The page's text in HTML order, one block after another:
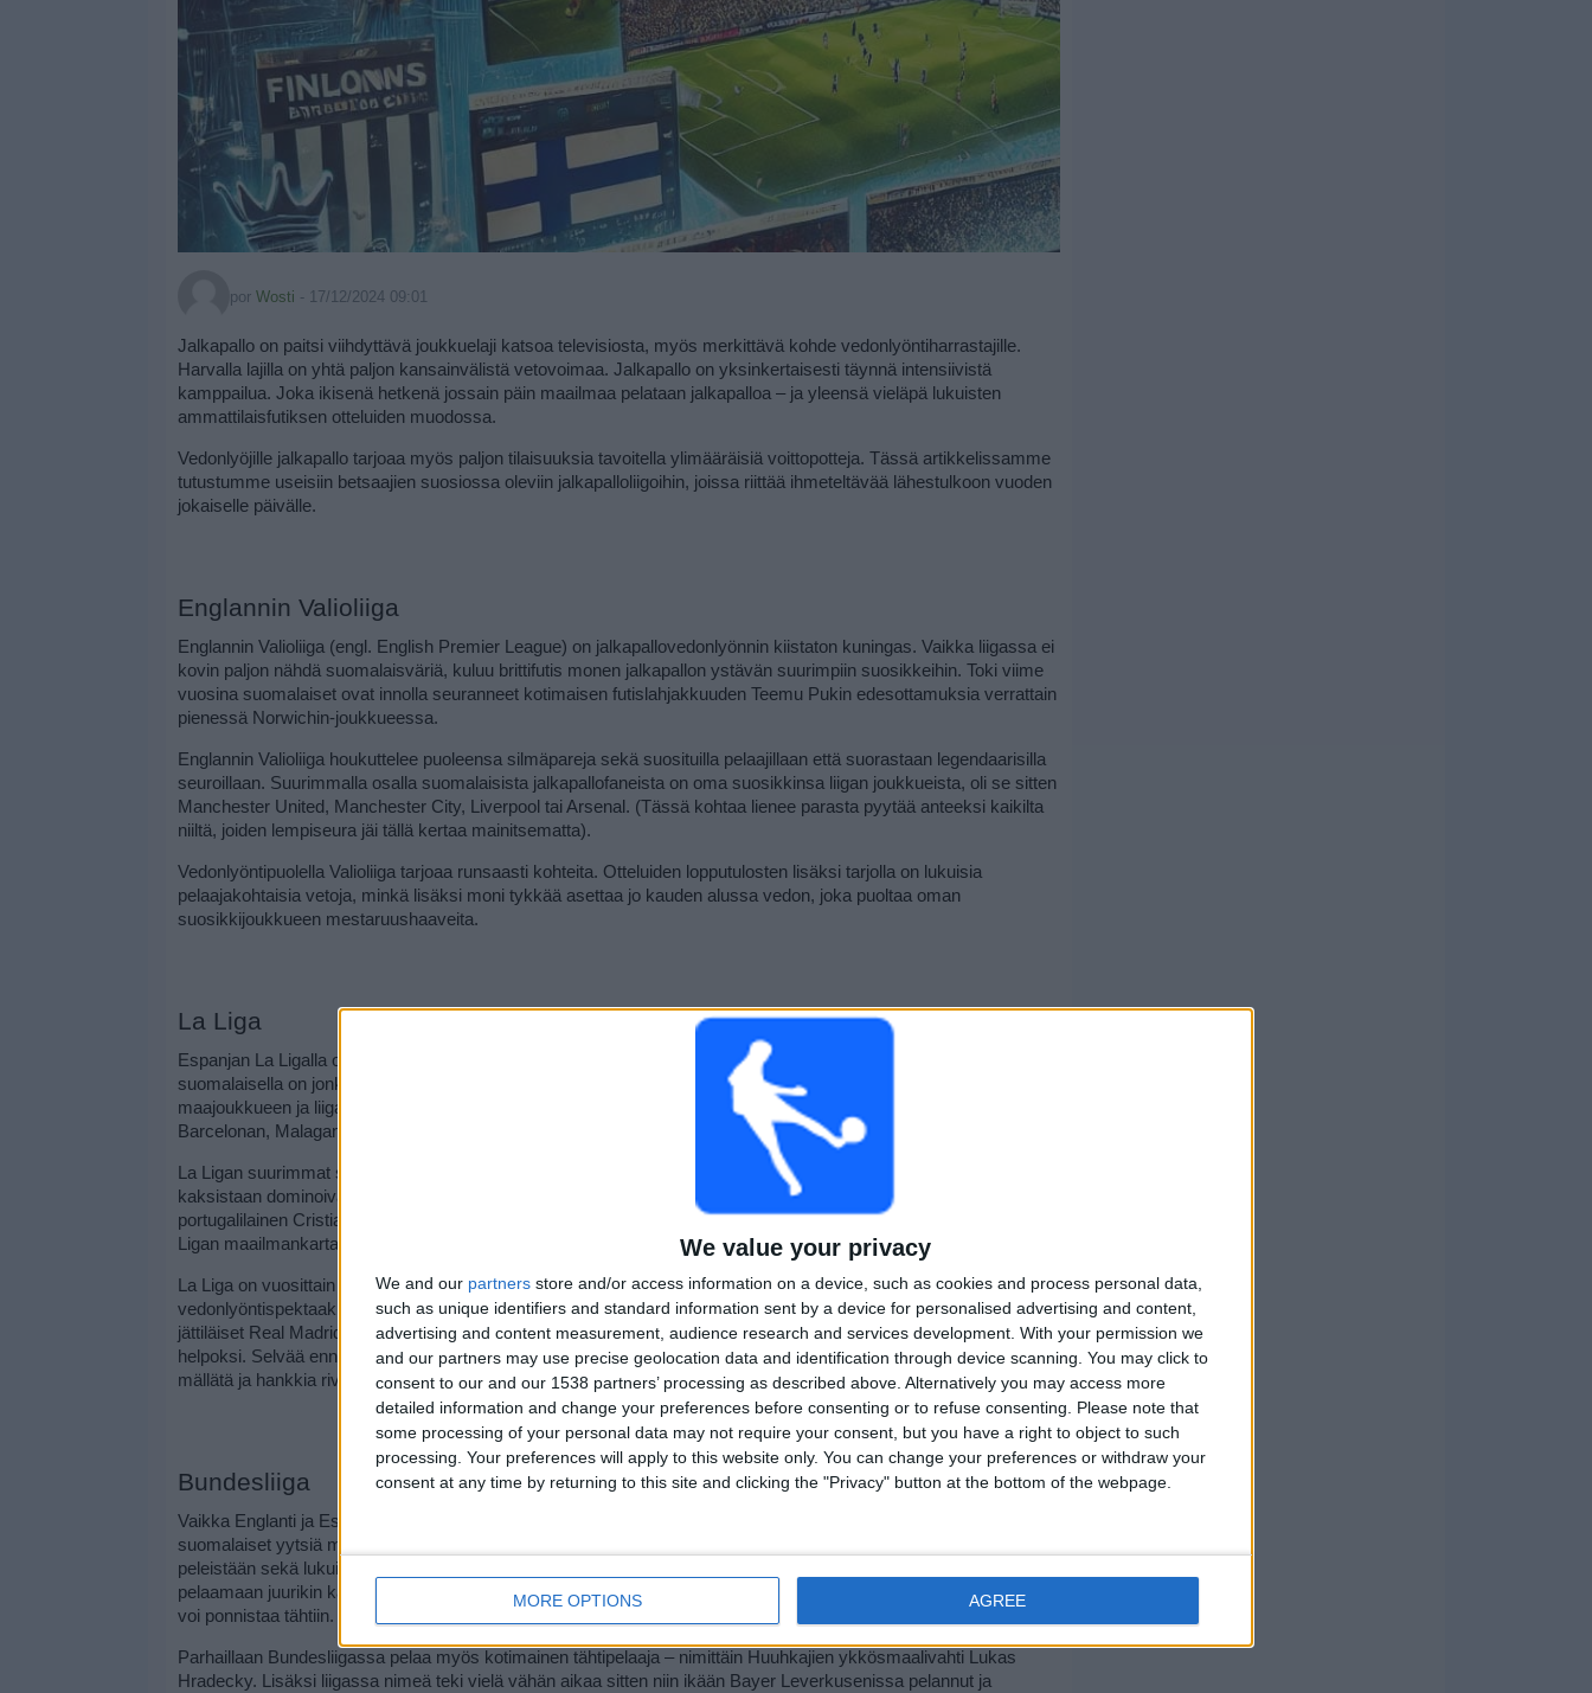
We value your privacy
We and our partners store and/or access information on a device, such as cookies and process personal data,
such as unique identifiers and standard information sent by a device for personalised advertising and content,
advertising and content measurement, audience research and services development. With your permission we
and our partners may use precise geolocation data and identification through device scanning. You may click to
consent to our and our 1538 partners’ processing as described above. Alternatively you may access more
detailed information and change your preferences before consenting or to refuse consenting.
Please note that
some processing of your personal data may not require your consent, but you have a right to object to such
processing. Your preferences will apply to this website only. You can change your preferences or withdraw your
consent at any time by returning to this site and clicking the "Privacy" button at the bottom of the webpage.
MORE OPTIONS AGREE
por Wosti - 17/12/2024 09:01
Jalkapallo on paitsi viihdyttävä joukkuelaji katsoa televisiosta, myös merkittävä kohde vedonlyöntiharrastajille.
Harvalla lajilla on yhtä paljon kansainvälistä vetovoimaa. Jalkapallo on yksinkertaisesti täynnä intensiivistä
kamppailua. Joka ikisenä hetkenä jossain päin maailmaa pelataan jalkapalloa – ja yleensä vieläpä lukuisten
ammattilaisfutiksen otteluiden muodossa.
Vedonlyöjille jalkapallo tarjoaa myös paljon tilaisuuksia tavoitella ylimääräisiä voittopotteja. Tässä artikkelissamme
tutustumme useisiin betsaajien suosiossa oleviin jalkapalloliigoihin, joissa riittää ihmeteltävää lähestulkoon vuoden
jokaiselle päivälle.
Englannin Valioliiga
Englannin Valioliiga (engl. English Premier League) on jalkapallovedonlyönnin kiistaton kuningas. Vaikka liigassa ei
kovin paljon nähdä suomalaisväriä, kuluu brittifutis monen jalkapallon ystävän suurimpiin suosikkeihin. Toki viime
vuosina suomalaiset ovat innolla seuranneet kotimaisen futislahjakkuuden Teemu Pukin edesottamuksia verrattain
pienessä Norwichin-joukkueessa.
Englannin Valioliiga houkuttelee puoleensa silmäpareja sekä suosituilla pelaajillaan että suorastaan legendaarisilla
seuroillaan. Suurimmalla osalla suomalaisista jalkapallofaneista on oma suosikkinsa liigan joukkueista, oli se sitten
Manchester United, Manchester City, Liverpool tai Arsenal. (Tässä kohtaa lienee parasta pyytää anteeksi kaikilta
niiltä, joiden lempiseura jäi tällä kertaa mainitsematta).
Vedonlyöntipuolella Valioliiga tarjoaa runsaasti kohteita. Otteluiden lopputulosten lisäksi tarjolla on lukuisia
pelaajakohtaisia vetoja, minkä lisäksi moni tykkää asettaa jo kauden alussa vedon, joka puoltaa oman
suosikkijoukkueen mestaruushaaveita.
La Liga
Espanjan La Ligalla on Valioliigan lailla erityinen paikka vedonlyöjien ja jalkapallofanien sydämissä. Varsin monella
suomalaisella on jonkinlaisia yhteyksiä Espanjan Aurinkorannikolle, mikä on yksi suuri syy siihen, miksi Espanjan
maajoukkueen ja liigan tapahtumat kiinnostavat. Vähintäänkin moni suomalainen on käynyt nauttimassa
Barcelonan, Malagan, Fuengirolan ja Marbellan kaltaisten lomakohteiden lämmöstä.
La Ligan suurimmat suosikit ja vetonaulat ovat tietenkin joukkueet Real Madrid ja Barcelona, jotka perinteisesti
kaksistaan dominoivat sarjaa vuoron perään. Myös huippupelaajat kuten argentiinalainen Leonardo Messi ja
portugalilainen Cristiano Ronaldo auttoivat aikanaan viimeistään tuomaan nämä joukkueet ja samalla koko La
Ligan maailmankartalla.
La Liga on vuosittain vastuussa myös yhdestä jalkapallomaailman suurimmista otteluista ja
vedonlyöntispektaakkeleista. Kyseessä on tietenkin niin sanottu El Clásico, jossa kohtaavat juurikin sarjan
jättiläiset Real Madrid ja Barcelona. Zimpler pay n play tekee vedonlyönnin tähän legedaariseen kohtaamiseen
helpoksi. Selvää ennakkosuosikkia El Clásicoon harvemmin on olemassa, sillä molemmilla seuroilla on millä
mällätä ja hankkia riveihinsä lajin absoluuttiset taiturit.
Bundesliiga
Vaikka Englanti ja Espanja keräävätkin Euroopan tasolla huomattavasti suurimman suosion, tykkäävät monet
suomalaiset yytsiä myös muita isoja liigoja. Saksan Bundesliiga on tunnettu korkeita maalimääriä sisältävistä
peleistään sekä lukuisista nuorista ja nousevista pelaajistaan. Siinä missä lajin suurimmat huiput usein päätyvät
pelaamaan juurikin kahteen edellä mainittuun liigaan, on Saksan Bundesliiga riittävän kilpailullinen, jotta myös sieltä
voi ponnistaa tähtiin.
Parhaillaan Bundesliigassa pelaa myös kotimainen tähtipelaaja – nimittäin Huuhkajien ykkösmaalivahti Lukas
Hradecky. Lisäksi liigassa nimeä teki vielä vähän aikaa sitten niin ikään Bayer Leverkusenissa pelannut ja